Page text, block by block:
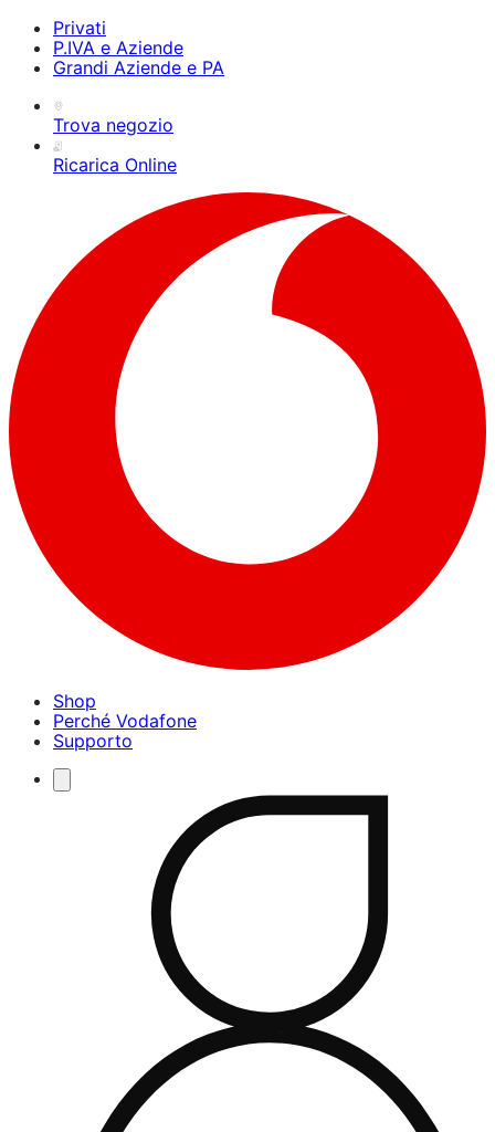
Privati
P.IVA e Aziende
Grandi Aziende e PA
Trova negozio
Ricarica Online
Shop
Perché Vodafone
Supporto